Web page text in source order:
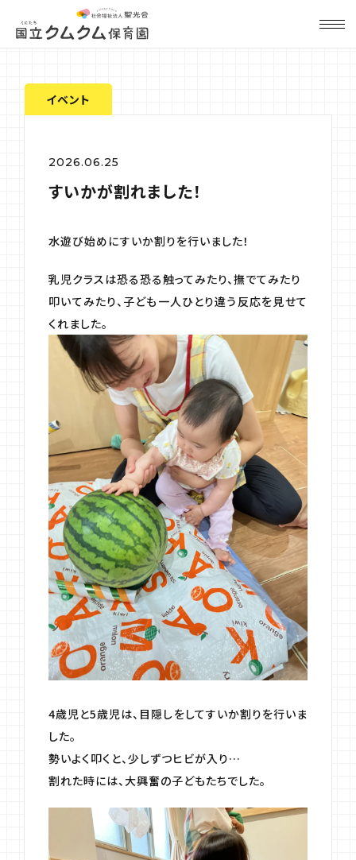
イベント
2026.06.25
すいかが割れました！
水遊び始めにすいか割りを行いました！
乳児クラスは恐る恐る触ってみたり、撫でてみたり
叩いてみたり、子ども一人ひとり違う反応を見せて
くれました。
4歳児と5歳児は、目隠しをしてすいか割りを行いま
した。
勢いよく叩くと、少しずつヒビが入り…
割れた時には、大興奮の子どもたちでした。